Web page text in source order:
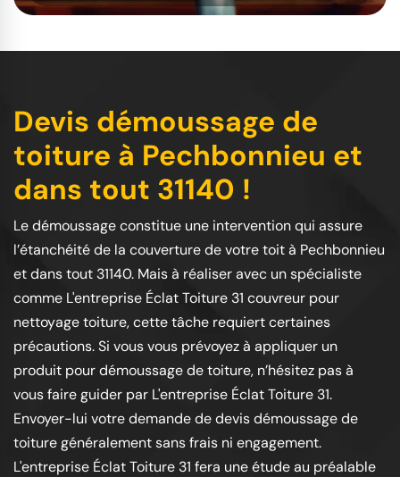
Devis démoussage de
toiture à Pechbonnieu et
dans tout 31140 !
Le démoussage constitue une intervention qui assure
l’étanchéité de la couverture de votre toit à Pechbonnieu
et dans tout 31140. Mais à réaliser avec un spécialiste
comme L'entreprise Éclat Toiture 31 couvreur pour
nettoyage toiture, cette tâche requiert certaines
précautions. Si vous vous prévoyez à appliquer un
produit pour démoussage de toiture, n’hésitez pas à
vous faire guider par L'entreprise Éclat Toiture 31.
Envoyer-lui votre demande de devis démoussage de
toiture généralement sans frais ni engagement.
L'entreprise Éclat Toiture 31 fera une étude au préalable